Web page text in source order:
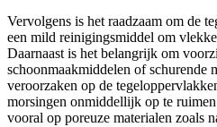
Vervolgens is het raadzaam om de
een mild reinigingsmiddel om
Daarnaast is het belangrijk om
schoonmaakmiddelen of schurende
veroorzaken op de
morsingen onmiddellijk op te
vooral op poreuze materialen zoals